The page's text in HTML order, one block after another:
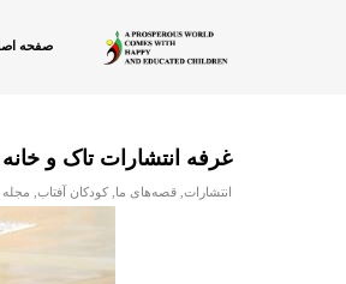
صفحه
غرفه انتشارات تاک و
انتشارات ,قصه‌های ما ,کودکان آفتاب مجله